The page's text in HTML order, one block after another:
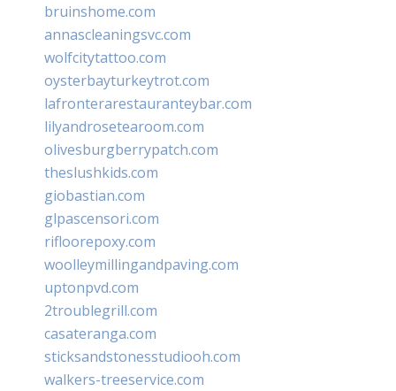
bruinshome.com
annascleaningsvc.com
wolfcitytattoo.com
oysterbayturkeytrot.com
lafronterarestauranteybar.com
lilyandrosetearoom.com
olivesburgberrypatch.com
theslushkids.com
giobastian.com
glpascensori.com
rifloorepoxy.com
woolleymillingandpaving.com
uptonpvd.com
2troublegrill.com
casateranga.com
sticksandstonesstudiooh.com
walkers-treeservice.com